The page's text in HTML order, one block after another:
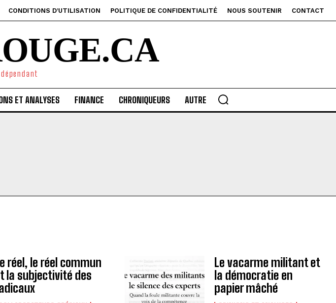
CONDITIONS D’UTILISATION POLITIQUE DE CONFIDENTIALITÉ NOUS SOUTENIR CONTACT
ET ANALYSES FINANCE CHRONIQUEURS AUTRE
réel, le réel commun
la subjectivité des
Le vacarme militant et
la démocratie en
papier mâché